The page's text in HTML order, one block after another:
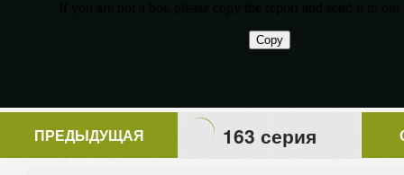
ПРЕДЫДУЩАЯ 163 серия